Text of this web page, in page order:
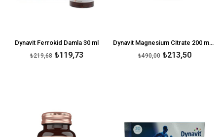
Dynavit Ferrokid Damla 30 ml
₺119,73
₺219,68
Dynavit Magnesium Citrate 200 mg & Vitamin D 60 Tablet
₺213,50
₺490,00